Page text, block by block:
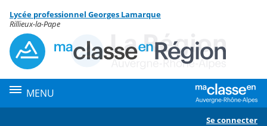
Menu de la rubrique
Contenu
Lycée professionnel Georges Lamarque
Rillieux-la-Pape
MENU
Se connecter